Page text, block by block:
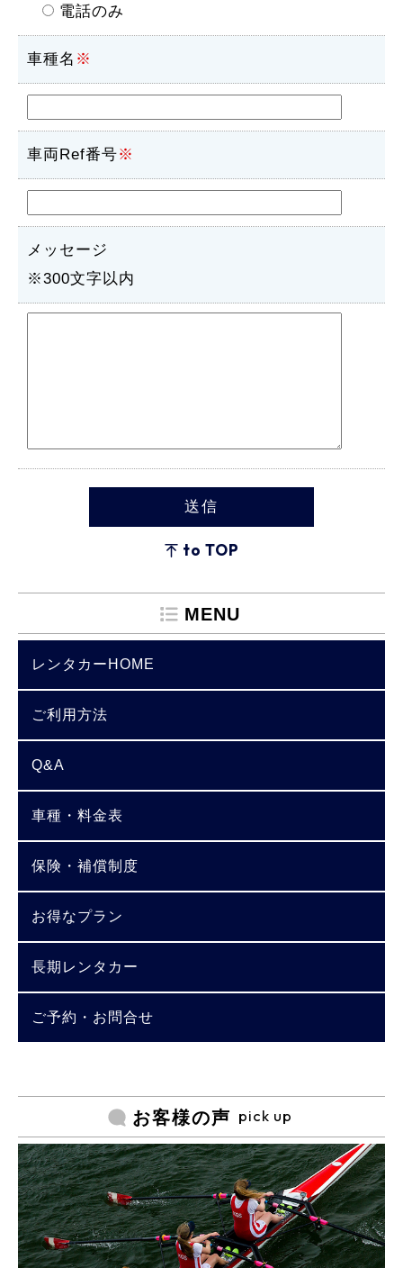
電話のみ
車種名 ※
車両Ref番号※
メッセージ
※300文字以内
to TOP
MENU
レンタカーHOME
ご利用方法
Q&A
車種・料金表
保険・補償制度
お得なプラン
長期レンタカー
ご予約・お問合せ
お客様の声 pick up